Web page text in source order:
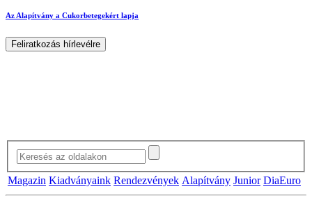
Az Alapítvány a Cukorbetegekért lapja
Magazin Kiadványaink Rendezvények Alapítvány Junior DiaEuro